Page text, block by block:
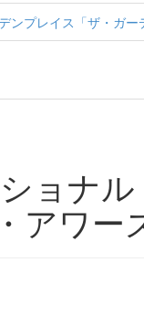
プレイス「ザ・ガー
ョナ
アワー